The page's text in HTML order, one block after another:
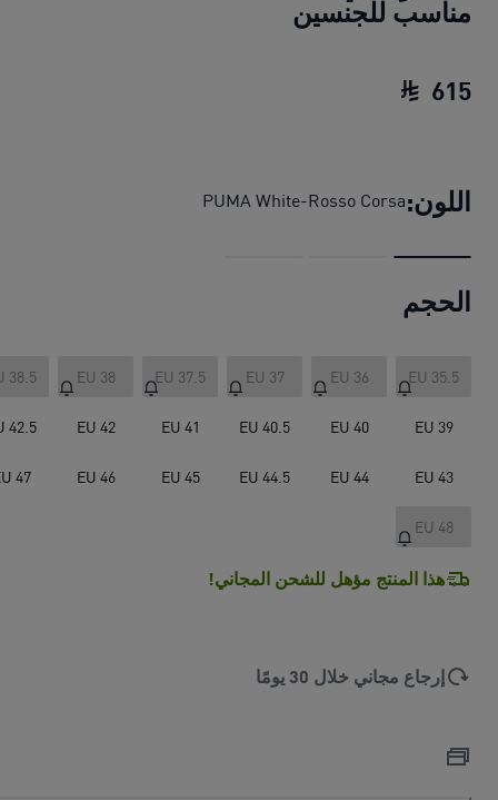
مناسب للجنسين
615
اللون:PUMA White-Rosso Corsa
الحجم
EU 35.5
EU 36
EU 37
EU 37.5
EU 38
38.5
EU 39
EU 40
EU 40.5
EU 41
EU 42
42.5
EU 43
EU 44
EU 44.5
EU 45
EU 46
47
EU 48
هذا المنتج مؤهل للشحن المجاني!
إرجاع مجاني خلال 30 يومًا